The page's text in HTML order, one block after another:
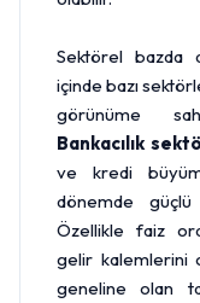
Sektörel bazda
içinde bazı
görünüme
Bankacılık
ve kredi
dönemde
Özellikle faiz
gelir kalemlerini
geneline olan